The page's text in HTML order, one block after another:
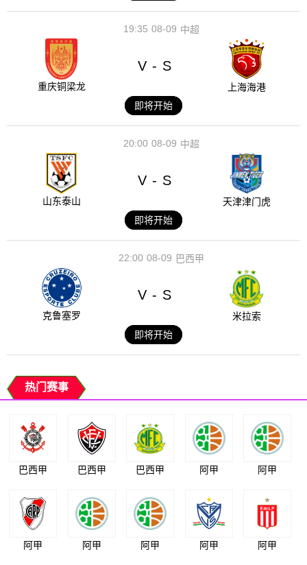
08-09
19:35 中超
重庆铜梁龙
V - S
上海海港
即将开始
08-09
20:00 中超
山东泰山
V - S
天津津门虎
即将开始
08-09
22:00 巴西甲
克鲁塞罗
V - S
米拉索
即将开始
热门赛事
巴西甲 巴西甲 巴西甲 阿甲 阿甲
阿甲 阿甲 阿甲 阿甲 阿甲